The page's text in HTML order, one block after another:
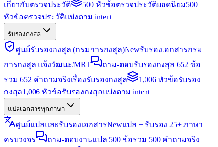
เกี่ยวกับตรวจประวัติ
500 หัวข้อตรวจประวัติยอดนิยม500
หัวข้อตรวจประวัติแบ่งตาม intent
รับรองกงสุล
ศูนย์รับรองกงสุล (กรมการกงสุล)Newรับรองเอกสารกรม
การกงสุล แจ้งวัฒนะ/MRT
ถาม-ตอบรับรองกงสุล 652 ข้อ
รวม 652 คำถามจริงเรื่องรับรองกงสุล
1,006 หัวข้อรับรอง
กงสุล1,006 หัวข้อรับรองกงสุลแบ่งตาม intent
แปลเอกสารทุกภาษา
ศูนย์แปลและรับรองเอกสารNewแปล + รับรอง 25+ ภาษา
ครบวงจร
ถาม-ตอบงานแปล 500 ข้อรวม 500 คำถามจริง